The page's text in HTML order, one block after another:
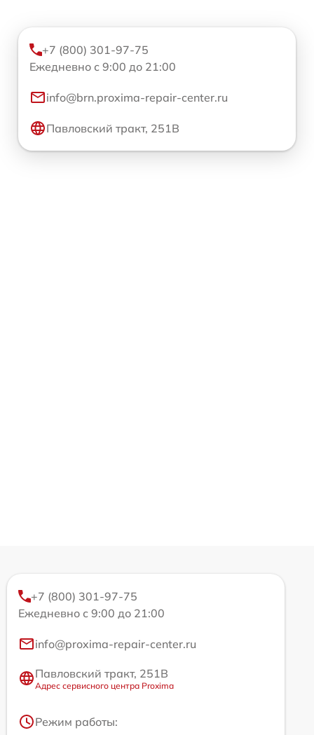
+7 (800) 301-97-75
Ежедневно с 9:00 до 21:00
info@brn.proxima-repair-center.ru
Павловский тракт, 251В
+7 (800) 301-97-75
Ежедневно с 9:00 до 21:00
info@proxima-repair-center.ru
Павловский тракт, 251В
Адрес сервисного центра Proxima
Режим работы: